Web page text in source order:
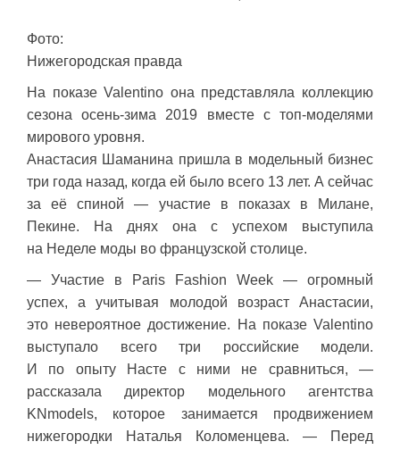
Фото:
Нижегородская правда
На показе Valentino она представляла коллекцию
сезона осень-зима 2019 вместе с топ-моделями
мирового уровня.
Анастасия Шаманина пришла в модельный бизнес
три года назад, когда ей было всего 13 лет. А сейчас
за её спиной — участие в показах в Милане,
Пекине. На днях она с успехом выступила
на Неделе моды во французской столице.
— Участие в Paris Fashion Week — огромный
успех, а учитывая молодой возраст Анастасии,
это невероятное достижение. На показе Valentino
выступало всего три российские модели.
И по опыту Насте с ними не сравниться, —
рассказала директор модельного агентства
KNmodels, которое занимается продвижением
нижегородки Наталья Коломенцева. — Перед